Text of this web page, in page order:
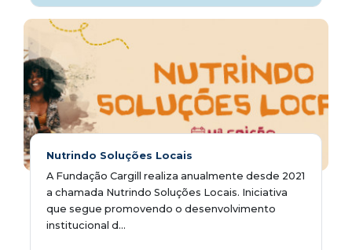
Nutrindo Soluções Locais
A Fundação Cargill realiza anualmente desde 2021
a chamada Nutrindo Soluções Locais. Iniciativa
que segue promovendo o desenvolvimento
institucional d...